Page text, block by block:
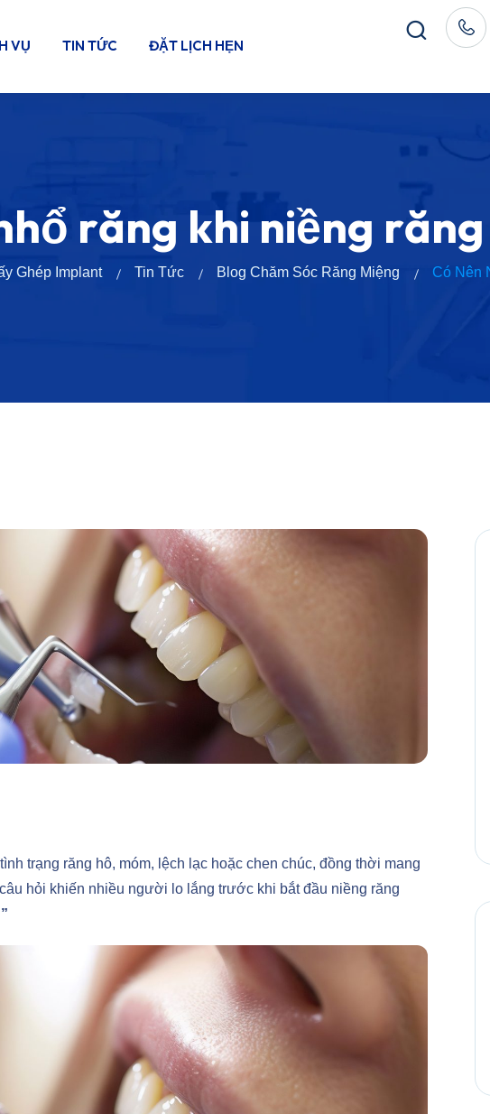
VỤ TIN TỨC ĐẶT LỊCH HẸN
răng khi niềng
Ghép Implant Tin Tức Blog Chăm Sóc Răng Miệng Có Nên
trạng răng hô, móm, lệch lạc hoặc chen chúc, đồng thời mang
hỏi khiến nhiều người lo lắng trước khi bắt đầu niềng răng